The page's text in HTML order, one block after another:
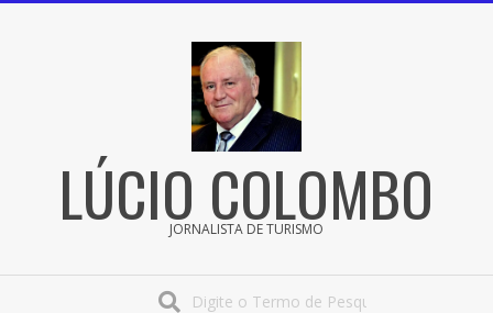
LÚCIO COLOMBO
JORNALISTA DE TURISMO